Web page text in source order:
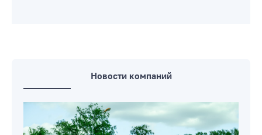
Новости компаний